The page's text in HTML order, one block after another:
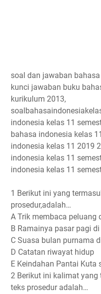
soal dan jawaban
kunci jawaban buku
kurikulum 2013,
indonesia kelas 11
bahasa indonesia kelas
indonesia kelas 11 2019
indonesia kelas 11
indonesia kelas 11
1 Berikut ini yang
prosedur,adalah…
A Trik membaca peluang
B Ramainya pasar pagi di
C Suasa bulan purnama
D Catatan riwayat hidup
E Keindahan Pantai Kuta
2 Berikut ini kalimat
teks prosedur adalah…